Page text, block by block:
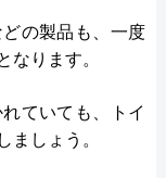
の製品も、一度
なります。
ていても、トイ
ましょう。